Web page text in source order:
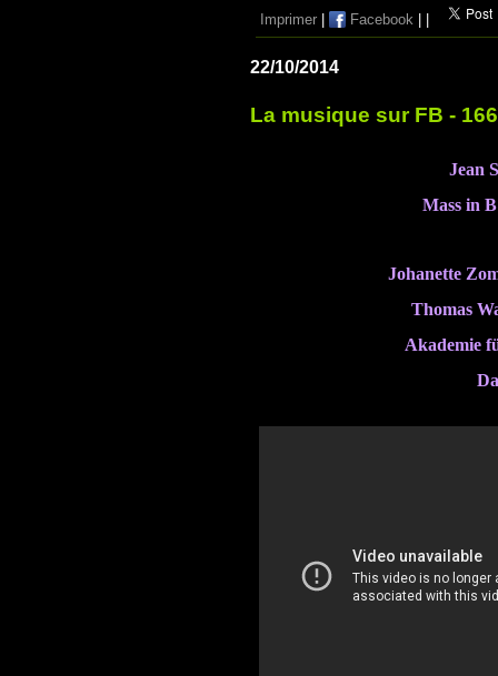
Imprimer
Facebook
22/10/2014
La musique sur FB -
Jean
Mass in
Johanette
Thomas
Akademie